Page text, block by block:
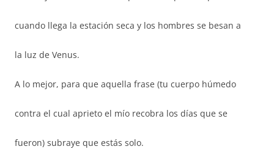
cuando llega la estación seca y los hombres se besan a
la luz de Venus.
A lo mejor, para que aquella frase (tu cuerpo húmedo
contra el cual aprieto el mío recobra los días que se
fueron) subraye que estás solo.